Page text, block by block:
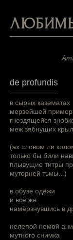
de profundis
в сырых казематах
мерзейшей
гнездящейся
меж зябнущих
(ах словом ли
только бы били
плывущие титры
муторней тьмы...)
в обузе одёжи
и всё же
намёрзнувшись в
нелепой немой
мутного снимка